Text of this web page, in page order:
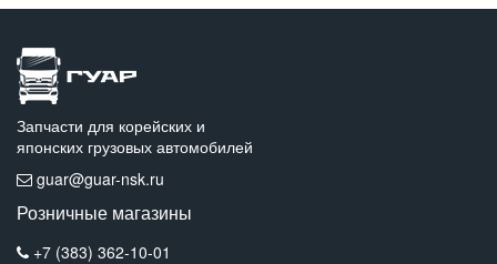
Запчасти для корейских и
японских грузовых автомобилей
guar@guar-nsk.ru
Розничные магазины
+7 (383) 362-10-01